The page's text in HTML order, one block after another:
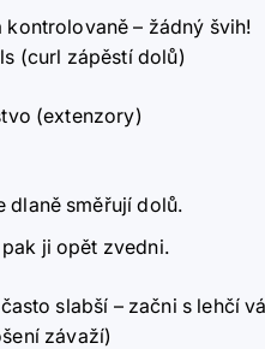
kontrolovaně– žádný švih!
(curl zápěstí dolů)
(extenzory)
dlaně směřují dolů.
ji opět zvedni.
slabší – začni s lehčí
závaží)